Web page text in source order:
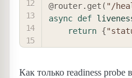
@router. get ( "/
async def
return {
Как только readiness probe